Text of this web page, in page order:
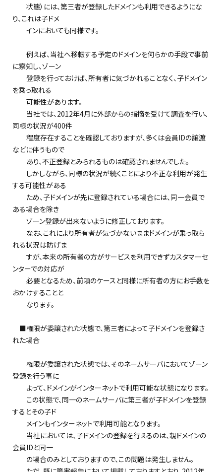
状態）には、第三者が登録したドメインも利用できるようにな
り、これは子ドメ
インにおいても同様です。
例えば、当社へ移転する予定のドメインを何らかの手段で事前
に察知し、ゾーン
登録を行っておけば、所有者に気づかれることなく、子ドメイン
を乗っ取れる
可能性があります。
当社では、2012年4月に外部からの指摘を受けて調査を行い、
同様の状況が400件
程度存在することを確認しておりますが、多くは会員IDの譲渡
などに伴うもので
あり、不正登録とみられるものは確認されませんでした。
しかしながら、同様の状況が続くことにより不正な利用が発生
する可能性がある
ため、子ドメインが先に登録されている場合には、同一会員で
ある場合を除き
ゾーン登録が出来ないように修正しております。
なお、これにより所有者が気づかないままドメインが乗っ取ら
れる状況は防げま
すが、本来の所有者の方がサービスを利用できずカスタマーセ
ンターでの対応が
必要となるため、前項のケースと同様に所有者の方にお手数を
おかけすることと
なります。
■権限が委譲された状態で、第三者によって子ドメインを登録さ
れた場合
権限が委譲された状態では、そのネームサーバにおいてゾーン
登録を行う事に
よって、ドメインがインターネットで利用可能な状態になります。
この状態で、同一のネームサーバに第三者が子ドメインを登録
するとその子ド
メインもインターネットで利用可能となります。
当社においては、子ドメインの登録を行えるのは、親ドメインの
会員IDと同一
の場合のみとしておりますので、この問題は発生しません。